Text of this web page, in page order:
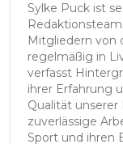
Sylke Puck ist
Mitgliedern von
regelmäßig in
verfasst
ihrer Erfahrung
Qualität
zuverlässige
Sport und ihren